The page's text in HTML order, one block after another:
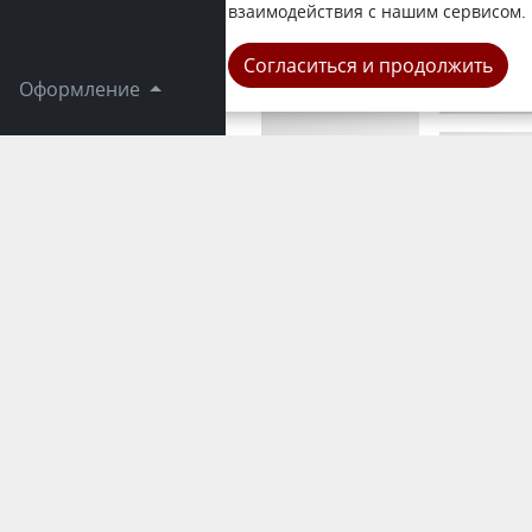
Оформление
Новая
Область
взаимодействия с нашим сервисом.
Согласиться и продолжить